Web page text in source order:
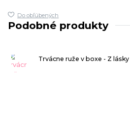
Do obľúbených
Podobné produkty
Trvácne ruže v boxe - Z lásky